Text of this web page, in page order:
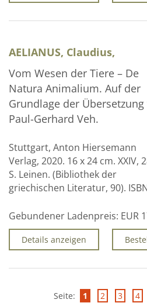
AELIANUS, Claudius,
Vom Wesen der Tiere – De
Natura Animalium. Auf der
Grundlage der Übersetzung
Paul-Gerhard Veh.
Stuttgart, Anton Hiersemann
Verlag, 2020. 16 x 24 cm. XXIV,
S. Leinen. (Bibliothek der
griechischen Literatur, 90).
Gebundener Ladenpreis: EUR
Details anzeigen
Seite: 1 2 3 4